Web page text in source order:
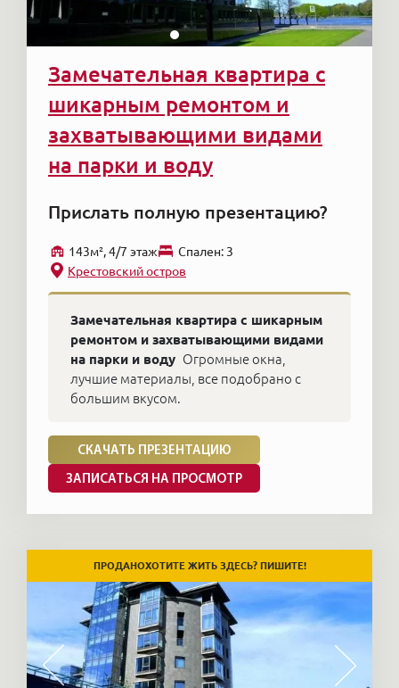
Замечательная квартира с
шикарным ремонтом и
захватывающими видами
на парки и воду
Прислать полную презентацию?
143м², 4/7 этаж
Cпален: 3
Крестовский остров
Замечательная квартира с шикарным
ремонтом и захватывающими видами
на парки и воду Огромные окна,
лучшие материалы, все подобрано с
большим вкусом.
СКАЧАТЬ ПРЕЗЕНТАЦИЮ
ЗАПИСАТЬСЯ НА ПРОСМОТР
ПРОДАНОХОТИТЕ ЖИТЬ ЗДЕСЬ? ПИШИТЕ!